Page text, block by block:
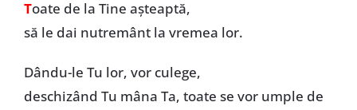
Toate de la Tine așteaptă,
să le dai nutremânt la vremea lor.
Dându-le Tu lor, vor culege,
deschizând Tu mâna Ta, toate se vor umple de